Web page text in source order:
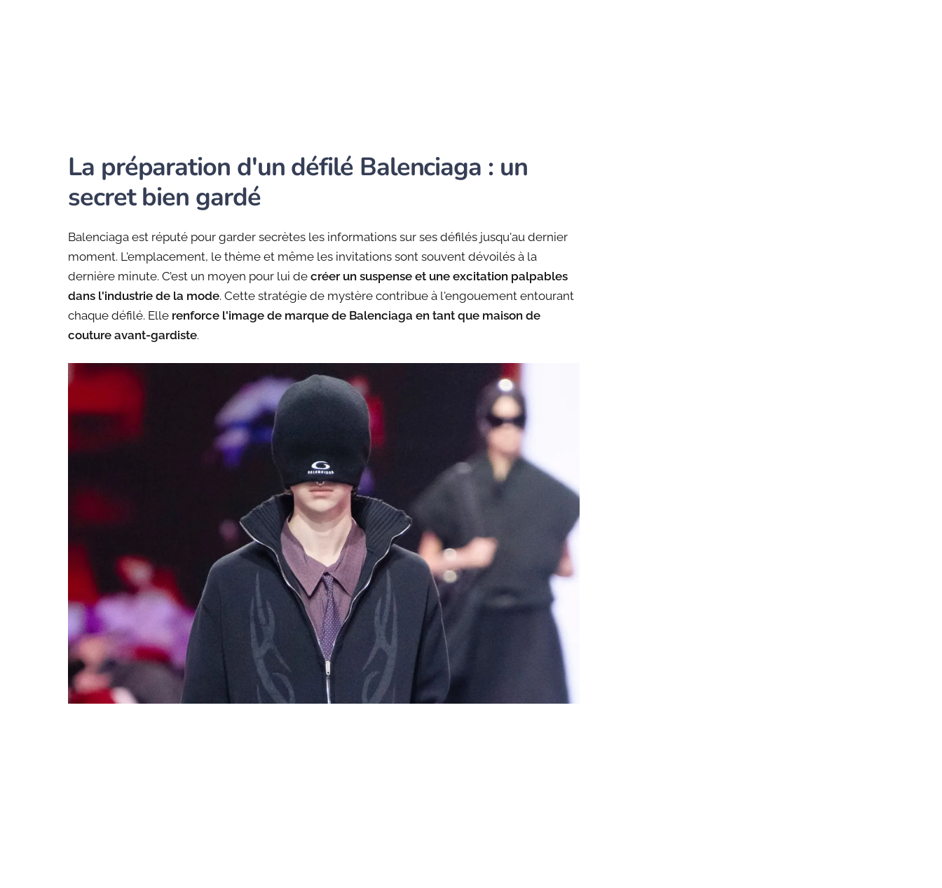
La préparation d'un défilé Balenciaga : un
secret bien gardé
Balenciaga est réputé pour garder secrètes les informations sur ses défilés jusqu'au dernier
moment. L'emplacement, le thème et même les invitations sont souvent dévoilés à la
dernière minute. C’est un moyen pour lui de créer un suspense et une excitation palpables
dans l'industrie de la mode. Cette stratégie de mystère contribue à l'engouement entourant
chaque défilé. Elle renforce l'image de marque de Balenciaga en tant que maison de
couture avant-gardiste.